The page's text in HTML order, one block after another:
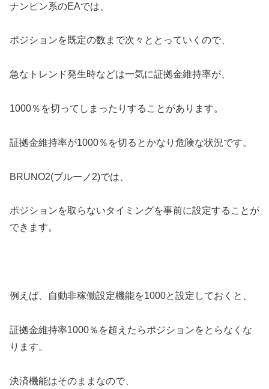
ナンピン系のEAでは、
ポジションを既定の数まで次々ととっていくので、
急なトレンド発生時などは一気に証拠金維持率が、
1000％を切ってしまったりすることがあります。
証拠金維持率が1000％を切るとかなり危険な状況です。
BRUNO2(ブルーノ2)では、
ポジションを取らないタイミングを事前に設定することが
できます。
例えば、自動非稼働設定機能を1000と設定しておくと、
証拠金維持率1000％を超えたらポジションをとらなくな
ります。
決済機能はそのままなので、